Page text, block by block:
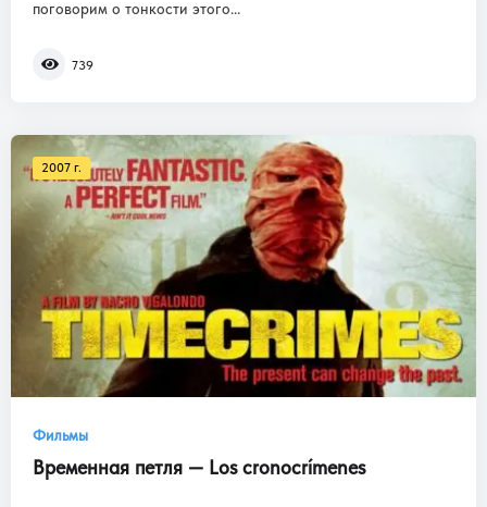
поговорим о тонкости этого...
739
2007 г.
Фильмы
Временная петля — Los cronocrímenes